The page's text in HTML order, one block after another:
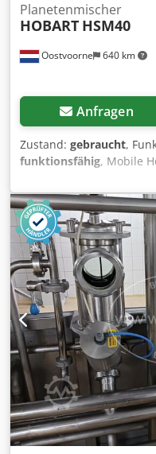
Oostvoorne 640 km
Planetenmischer
HOBART HSM40
Anfragen
Zustand: gebraucht,
funktionsfähig, Mobile
Stück auf Lager. 400V.
€ zzgl. MwSt. pro Stück.